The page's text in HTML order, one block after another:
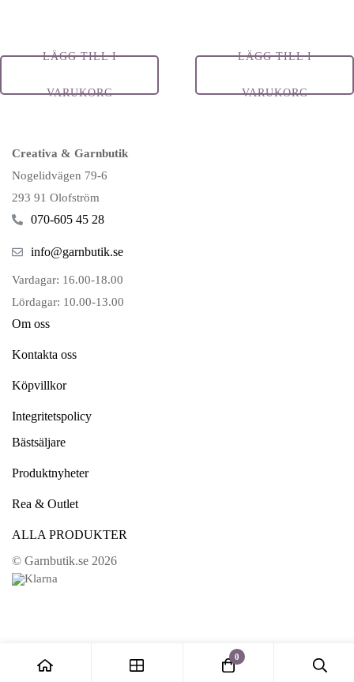
LÄGG TILL I
VARUKORG
LÄGG TILL I
VARUKORG
Creativa & Garnbutik
Nogelidvägen 79-6
293 91 Olofström
070-605 45 28
info@garnbutik.se
Vardagar: 16.00-18.00
Lördagar: 10.00-13.00
Om oss
Kontakta oss
Köpvillkor
Integritetspolicy
Bästsäljare
Produktnyheter
Rea & Outlet
ALLA PRODUKTER
© Garnbutik.se 2026
0